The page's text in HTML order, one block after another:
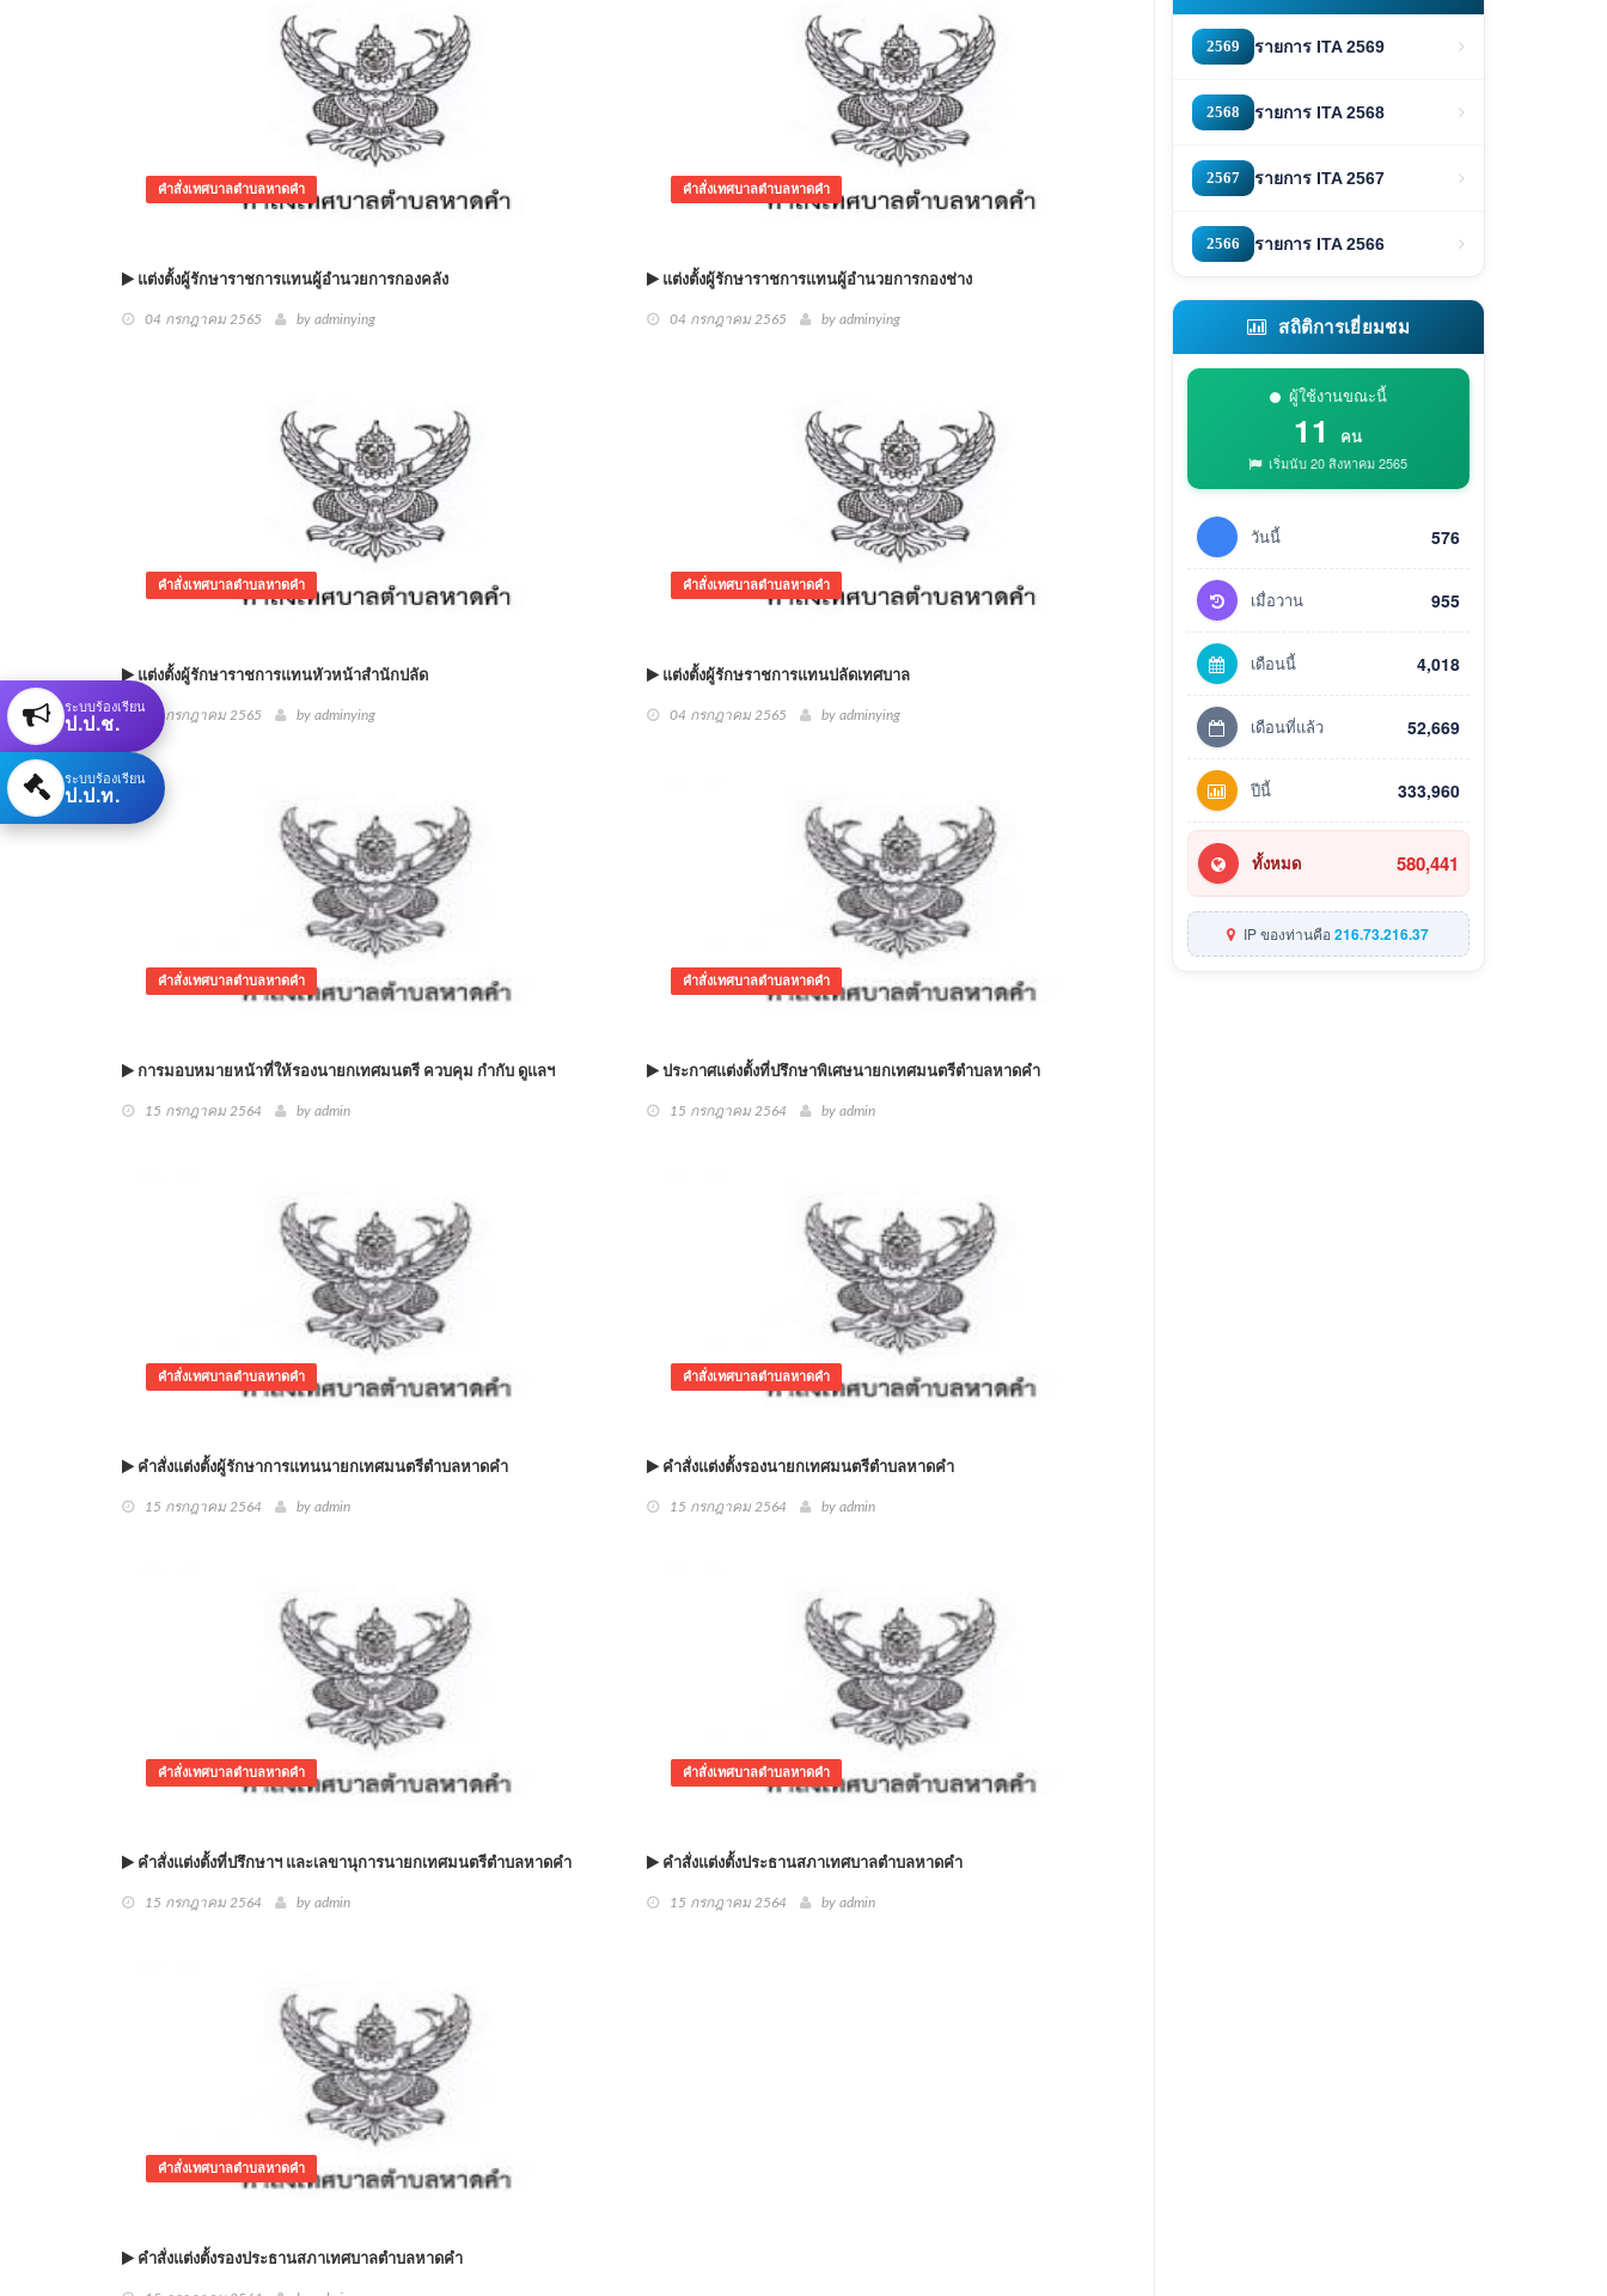
คำสั่งเทศบาลตำบลหาดคำ
แต่งตั้งผู้รักษาราชการแทนผู้อำนวยการกองคลัง
04 กรกฎาคม 2565 by adminying
คำสั่งเทศบาลตำบลหาดคำ
แต่งตั้งผู้รักษาราชการแทนผู้อำนวยการกองช่าง
04 กรกฎาคม 2565 by adminying
คำสั่งเทศบาลตำบลหาดคำ
แต่งตั้งผู้รักษาราชการแทนหัวหน้าสำนักปลัด
04 กรกฎาคม 2565 by adminying
คำสั่งเทศบาลตำบลหาดคำ
แต่งตั้งผู้รักษราชการแทนปลัดเทศบาล
04 กรกฎาคม 2565 by adminying
คำสั่งเทศบาลตำบลหาดคำ
การมอบหมายหน้าที่ให้รองนายกเทศมนตรี ควบคุม กำกับ ดูแลฯ
15 กรกฎาคม 2564 by admin
คำสั่งเทศบาลตำบลหาดคำ
ประกาศแต่งตั้งที่ปรึกษาพิเศษนายกเทศมนตรีตำบลหาดคำ
15 กรกฎาคม 2564 by admin
คำสั่งเทศบาลตำบลหาดคำ
คำสั่งแต่งตั้งผู้รักษาการแทนนายกเทศมนตรีตำบลหาดคำ
15 กรกฎาคม 2564 by admin
คำสั่งเทศบาลตำบลหาดคำ
คำสั่งแต่งตั้งรองนายกเทศมนตรีตำบลหาดคำ
15 กรกฎาคม 2564 by admin
คำสั่งเทศบาลตำบลหาดคำ
คำสั่งแต่งตั้งที่ปรึกษาฯ และเลขานุการนายกเทศมนตรีตำบลหาดคำ
15 กรกฎาคม 2564 by admin
คำสั่งเทศบาลตำบลหาดคำ
คำสั่งแต่งตั้งประธานสภาเทศบาลตำบลหาดคำ
15 กรกฎาคม 2564 by admin
คำสั่งเทศบาลตำบลหาดคำ
คำสั่งแต่งตั้งรองประธานสภาเทศบาลตำบลหาดคำ
2569 รายการ ITA 2569
2568 รายการ ITA 2568
2567 รายการ ITA 2567
2566 รายการ ITA 2566
สถิติการเยี่ยมชม
ผู้ใช้งานขณะนี้
11 คน
เริ่มนับ 20 สิงหาคม 2565
วันนี้ 576
เมื่อวาน 955
เดือนนี้ 4,018
เดือนที่แล้ว 52,669
ปีนี้ 333,960
ทั้งหมด 580,441
IP ของท่านคือ216.73.216.37
ระบบร้องเรียน
ป.ป.ช.
ระบบร้องเรียน
ป.ป.ท.